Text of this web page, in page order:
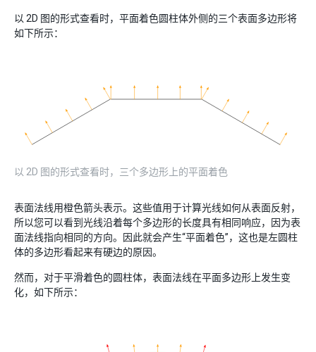
以 2D 图的形式查看时，平面着色圆柱体外侧的三个表面多边形将
如下所示：
以 2D 图的形式查看时，三个多边形上的平面着色
表面法线用橙色箭头表示。这些值用于计算光线如何从表面反射，
所以您可以看到光线沿着每个多边形的长度具有相同响应，因为表
面法线指向相同的方向。因此就会产生“平面着色”，这也是左圆柱
体的多边形看起来有硬边的原因。
然而，对于平滑着色的圆柱体，表面法线在平面多边形上发生变
化，如下所示：